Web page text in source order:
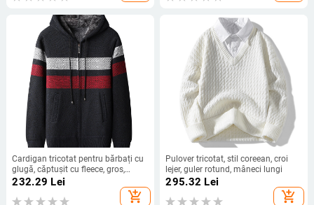
Cardigan tricotat pentru bărbați cu
glugă, căptușit cu fleece, gros,
croială slim, mâneci lungi
232.29 Lei
add_shopping_cart
Pulover tricotat, stil coreean, croi
lejer, guler rotund, mâneci lungi
295.32 Lei
add_shopping_cart